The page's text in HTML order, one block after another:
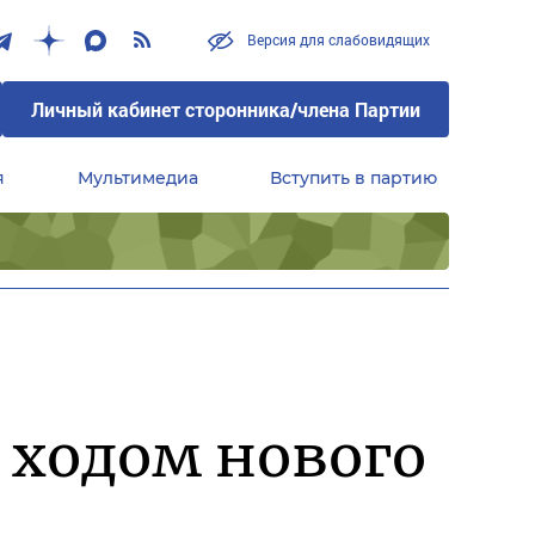
Версия для слабовидящих
Личный кабинет сторонника/члена Партии
Мультимедиа Вступить в партию
ходом нового